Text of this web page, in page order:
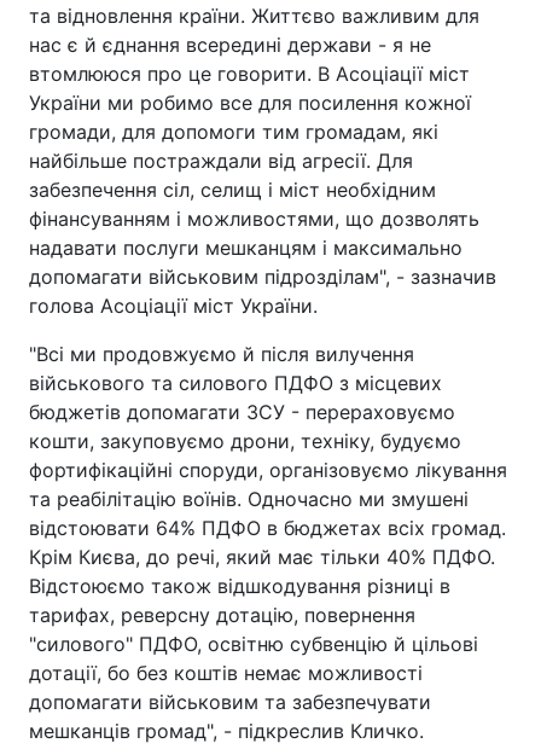
та відновлення країни. Життєво важливим для
нас є й єднання всередині держави - я не
втомлююся про це говорити. В Асоціації міст
України ми робимо все для посилення кожної
громади, для допомоги тим громадам, які
найбільше постраждали від агресії. Для
забезпечення сіл, селищ і міст необхідним
фінансуванням і можливостями, що дозволять
надавати послуги мешканцям і максимально
допомагати військовим підрозділам", - зазначив
голова Асоціації міст України.
"Всі ми продовжуємо й після вилучення
військового та силового ПДФО з місцевих
бюджетів допомагати ЗСУ - перераховуємо
кошти, закуповуємо дрони, техніку, будуємо
фортифікаційні споруди, організовуємо лікування
та реабілітацію воїнів. Одночасно ми змушені
відстоювати 64% ПДФО в бюджетах всіх громад.
Крім Києва, до речі, який має тільки 40% ПДФО.
Відстоюємо також відшкодування різниці в
тарифах, реверсну дотацію, повернення
"силового" ПДФО, освітню субвенцію й цільові
дотації, бо без коштів немає можливості
допомагати військовим та забезпечувати
мешканців громад", - підкреслив Кличко.